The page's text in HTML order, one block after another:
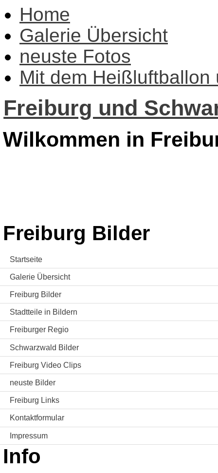
Home
Galerie Übersicht
neuste Fotos
Mit dem Heißluftballon
Freiburg und
Wilkommen in
Freiburg Bilder
Startseite
Galerie Übersicht
Freiburg Bilder
Stadtteile in Bildern
Freiburger Regio
Schwarzwald Bilder
Freiburg Video Clips
neuste Bilder
Freiburg Links
Kontaktformular
Impressum
Info